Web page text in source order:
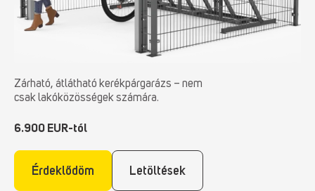
Zárható, átlátható kerékpárgarázs – nem
csak lakóközösségek számára.
6.900 EUR-tól
Érdeklődöm Letöltések